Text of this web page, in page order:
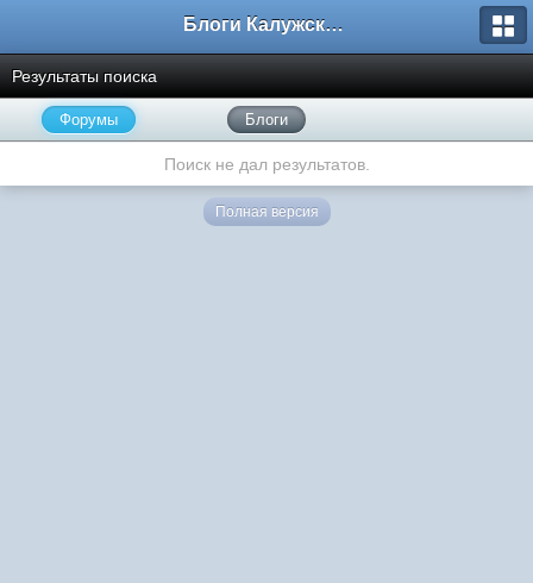
Блоги Калужского перекрестка
Результаты поиска
Форумы Блоги
Поиск не дал результатов.
Полная версия